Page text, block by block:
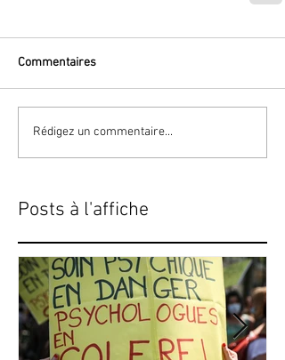
Commentaires
Rédigez un commentaire...
Posts à l'affiche